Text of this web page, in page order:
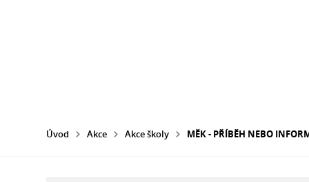
Úvod Akce Akce školy MĚK - PŘÍBĚH NEBO